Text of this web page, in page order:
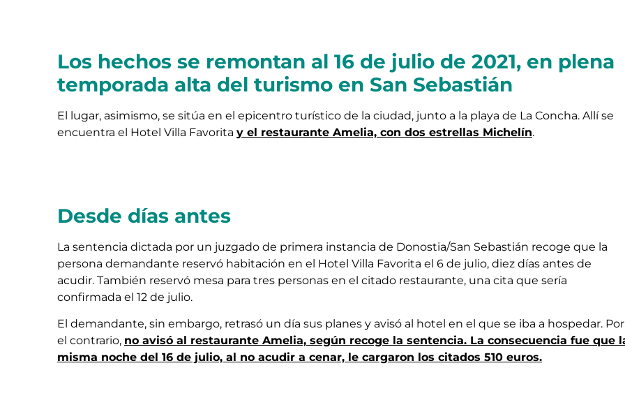
Los hechos se remontan al 16 de julio de 2021, en plena
temporada alta del turismo en San Sebastián
El lugar, asimismo, se sitúa en el epicentro turístico de la ciudad, junto a la playa de La Concha. Allí se
encuentra el Hotel Villa Favorita y el restaurante Amelia, con dos estrellas Michelín.
Desde días antes
La sentencia dictada por un juzgado de primera instancia de Donostia/San Sebastián recoge que la
persona demandante reservó habitación en el Hotel Villa Favorita el 6 de julio, diez días antes de
acudir. También reservó mesa para tres personas en el citado restaurante, una cita que sería
confirmada el 12 de julio.
El demandante, sin embargo, retrasó un día sus planes y avisó al hotel en el que se iba a hospedar. Por
el contrario, no avisó al restaurante Amelia, según recoge la sentencia. La consecuencia fue que
misma noche del 16 de julio, al no acudir a cenar, le cargaron los citados 510 euros.